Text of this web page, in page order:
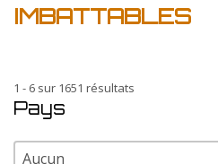
IMBATTABLES
1 - 6 sur 1651 résultats
Pays
Pays
Pays